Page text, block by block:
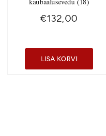
€132,00
LISA KORVI